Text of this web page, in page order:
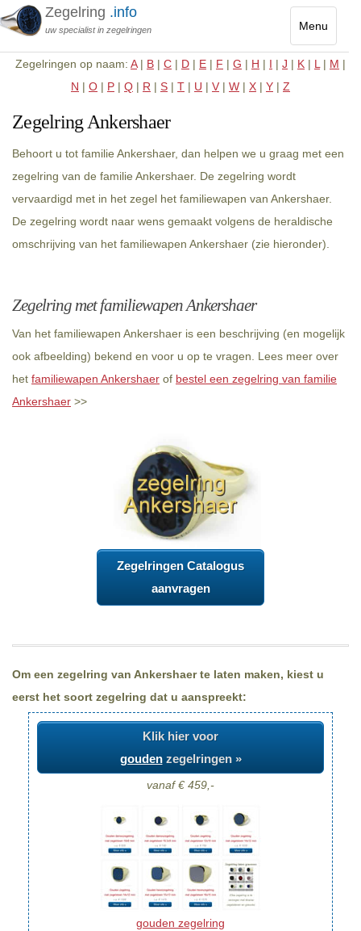
Menu
Toggle
Zegelring .info
uw specialist in zegelringen
Zegelringen op naam: A| B | C | D | E | F | G | H | I | J | K | L | M |
N | O | P | Q | R | S | T | U | V | W | X | Y | Z
Zegelring Ankershaer
Behoort u tot familie Ankershaer, dan helpen we u graag met een
zegelring van de familie Ankershaer. De zegelring wordt
vervaardigd met in het zegel het familiewapen van Ankershaer.
De zegelring wordt naar wens gemaakt volgens de heraldische
omschrijving van het familiewapen Ankershaer (zie hieronder).
Zegelring met familiewapen Ankershaer
Van het familiewapen Ankershaer is een beschrijving (en mogelijk
ook afbeelding) bekend en voor u op te vragen. Lees meer over
het familiewapen Ankershaer of bestel een zegelring van familie
Ankershaer >>
Zegelringen Catalogus
aanvragen
Om een zegelring van Ankershaer te laten maken, kiest u
eerst het soort zegelring dat u aanspreekt:
Klik hier voor
goudenzegelringen »
vanaf € 459,-
gouden zegelring